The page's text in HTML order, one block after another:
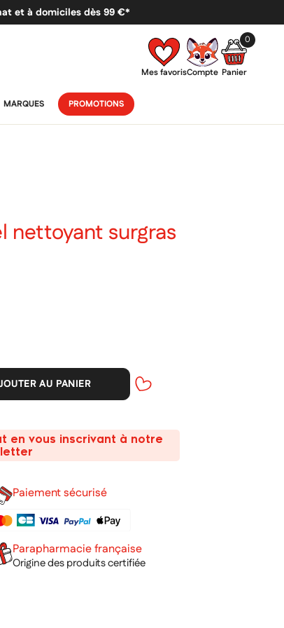
et à domiciles dès 99 €*
Mes favorisCompte
0
Panier
MARQUES PROMOTIONS
nettoyant surgras
AU PANIER
en vous inscrivant à notre
Paiement sécurisé
Parapharmacie française
Origine des produits certifiée